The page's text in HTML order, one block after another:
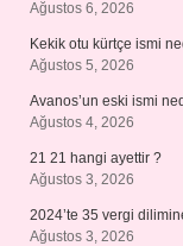
Ağustos 6, 2026
Kekik otu kürtçe ismi
Ağustos 5, 2026
Avanos’un eski ismi
Ağustos 4, 2026
21 21 hangi ayettir ?
Ağustos 3, 2026
2024’te 35 vergi
Ağustos 3, 2026